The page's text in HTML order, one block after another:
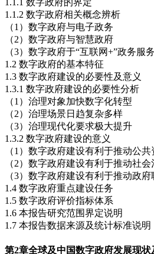
1.1.2 数字政府相关概念辨析
（1）数字政府与电子政务
（2）数字政府与智慧政府
（3）数字政府于“互联网+”政务服务
1.2 数字政府的基本特征
1.3 数字政府建设的必要性及意义
1.3.1 数字政府建设的必要性分析
（1）治理对象加快数字化转型
（2）治理场景日趋复杂多样
（3）治理现代化要求极大提升
1.3.2 数字政府建设的意义
（1）数字政府建设有利于推动公
（2）数字政府建设有利于推动社
（3）数字政府建设有利于推动政
1.4 数字政府重点建设任务
1.5 数字政府评价指标体系
1.6 本报告研究范围界定说明
1.7 本报告数据来源及统计标准说明
第2章全球及中国数字政府发展现状